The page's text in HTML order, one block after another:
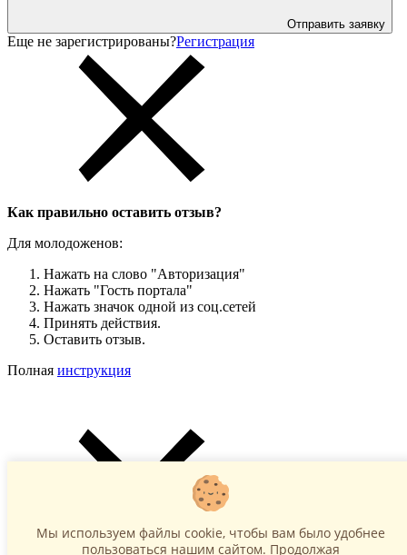
Отправить заявку
Еще не зарегистрированы?Регистрация
Как правильно оставить отзыв?
Для молодоженов:
Нажать на слово "Авторизация"
Нажать "Гость портала"
Нажать значок одной из соц.сетей
Принять действия.
Оставить отзыв.
Полная инструкция
Мы используем файлы cookie, чтобы вам было удобнее
пользоваться нашим сайтом. Продолжая